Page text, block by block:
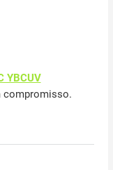
YBCUV
compromisso.